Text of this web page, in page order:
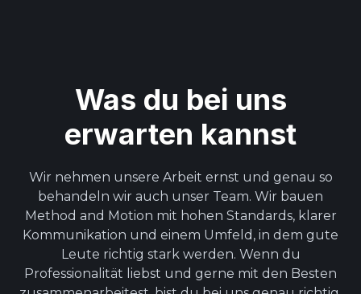
Köln
Jetzt bewerben
Du führst kurze Quali Gespräche, bringst Klarheit
in Bedarf und Priorität und setzt am Ende
hochwertige Strategie Calls.
und Prozesse messbar besser machen.
Du hältst Kundenprojekte auf Kurs, sorgst für
klare Kommunikation und machst aus
Was du bei uns
erwarten kannst
Wir nehmen unsere Arbeit ernst und genau so
behandeln wir auch unser Team. Wir bauen
Method and Motion mit hohen Standards, klarer
Kommunikation und einem Umfeld, in dem gute
Leute richtig stark werden. Wenn du
Professionalität liebst und gerne mit den Besten